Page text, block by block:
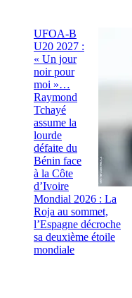
UFOA-B
U20 2027 :
« Un jour
noir pour
moi »…
Raymond
Tchayé
assume la
lourde
défaite du
Bénin face
à la Côte
d’Ivoire
Mondial 2026 : La
Roja au sommet,
l’Espagne décroche
sa deuxième étoile
mondiale